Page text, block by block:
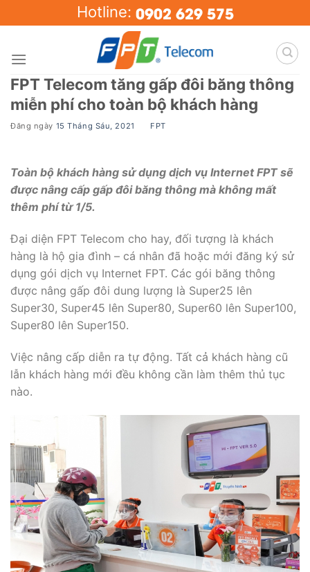
to
Hotline: 0902 629 575
FPT Telecom tăng gấp đôi băng thông
miễn phí cho toàn bộ khách hàng
Đăng ngày 15 Tháng Sáu, 2021 FPT
Toàn bộ khách hàng sử dụng dịch vụ Internet FPT sẽ
được nâng cấp gấp đôi băng thông mà không mất
thêm phí từ 1/5.
Đại diện FPT Telecom cho hay, đối tượng là khách
hàng là hộ gia đình – cá nhân đã hoặc mới đăng ký sử
dụng gói dịch vụ Internet FPT. Các gói băng thông
được nâng gấp đôi dung lượng là Super25 lên
Super30, Super45 lên Super80, Super60 lên Super100,
Super80 lên Super150.
Việc nâng cấp diễn ra tự động. Tất cả khách hàng cũ
lẫn khách hàng mới đều không cần làm thêm thủ tục
nào.